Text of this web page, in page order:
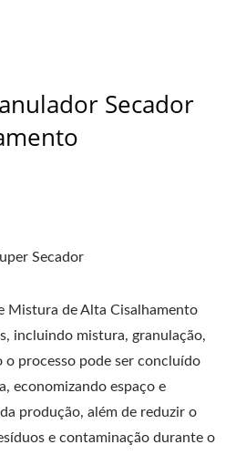
Secador
Secador
Mistura de Alta Cisalhamento
incluindo mistura, granulação,
o processo pode ser concluído
economizando espaço e
produção, além de reduzir o
e contaminação durante o